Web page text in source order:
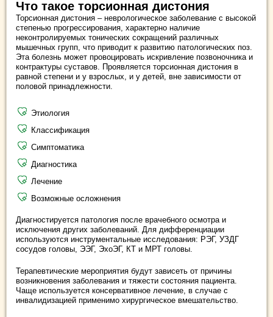
Что такое торсионная дистония
Торсионная дистония – неврологическое заболевание с высокой
степенью прогрессирования, характерно наличие
неконтролируемых тонических сокращений различных
мышечных групп, что приводит к развитию патологических поз.
Эта болезнь может провоцировать искривление позвоночника и
контрактуры суставов. Проявляется торсионная дистония в
равной степени и у взрослых, и у детей, вне зависимости от
половой принадлежности.
Этиология
Классификация
Симптоматика
Диагностика
Лечение
Возможные осложнения
Диагностируется патология после врачебного осмотра и
исключения других заболеваний. Для дифференциации
используются инструментальные исследования: РЭГ, УЗДГ
сосудов головы, ЭЭГ, ЭхоЭГ, КТ и МРТ головы.
Терапевтические мероприятия будут зависеть от причины
возникновения заболевания и тяжести состояния пациента.
Чаще используется консервативное лечение, в случае с
инвалидизацией применимо хирургическое вмешательство.